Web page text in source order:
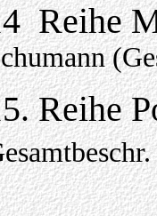
Reihe
Reihe